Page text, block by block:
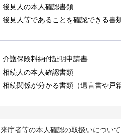
後見人の本人確認書類
後見人等であることを確認できる書
介護保険料納付証明申請書
相続人の本人確認書類
相続関係が分かる書類（遺言書や戸籍
来庁者等の本人確認の取扱いについて